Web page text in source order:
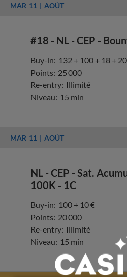
MAR 11 AOÛT
#18 - NL - CEP -
Buy-in: 132 + 100 + 18 +
Points: 25 000
Re-entry: Illimité
Niveau: 15 min
MAR 11 AOÛT
NL - CEP - Sat.
100K - 1C
Buy-in: 100 + 10 €
Points: 20 000
Re-entry: Illimité
Niveau: 15 min